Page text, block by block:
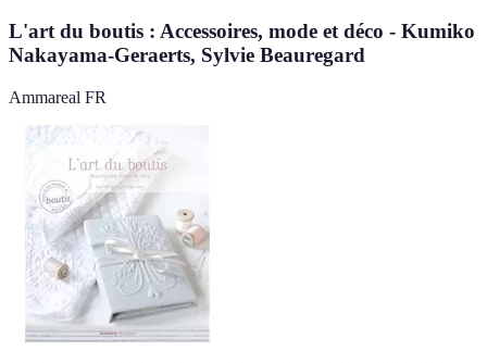
L'art du boutis : Accessoires, mode et déco - Kumiko
Nakayama-Geraerts, Sylvie Beauregard
Ammareal FR